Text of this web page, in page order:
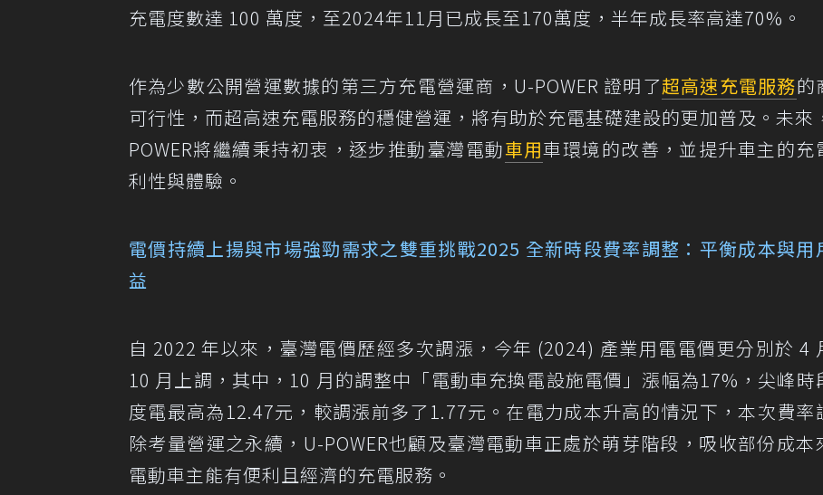
充電度數達 100 萬度，至2024年11月已成長至170萬度，半年成長率高達70%。
作為少數公開營運數據的第三方充電營運商，U-POWER 證明了超高速充電服務的
可行性，而超高速充電服務的穩健營運，將有助於充電基礎建設的更加普及。未來
POWER將繼續秉持初衷，逐步推動臺灣電動車用車環境的改善，並提升車主的充
利性與體驗。
電價持續上揚與市場強勁需求之雙重挑戰2025 全新時段費率調整：平衡成本與用
益
自 2022 年以來，臺灣電價歷經多次調漲，今年 (2024) 產業用電電價更分別於 4
10 月上調，其中，10 月的調整中「電動車充換電設施電價」漲幅為17%，尖峰時
度電最高為12.47元，較調漲前多了1.77元。在電力成本升高的情況下，本次費率
除考量營運之永續，U-POWER也顧及臺灣電動車正處於萌芽階段，吸收部份成本
電動車主能有便利且經濟的充電服務。